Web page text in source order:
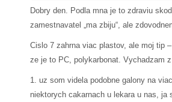
Dobry den. Podla mna je to zdraviu
zamestnavatel „ma zbiju“, ale
Cislo 7 zahrna viac plastov, ale moj tip
ze je to PC, polykarbonat. Vychadzam
1. uz som videla podobne galony na
niektorych cakarnach u lekara u nas, ja